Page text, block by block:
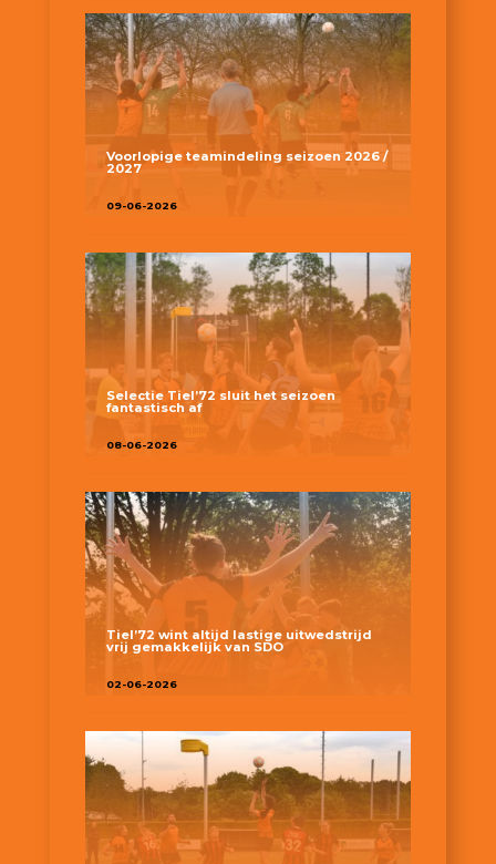
Voorlopige teamindeling seizoen 2026 /
2027
09-06-2026
Selectie Tiel’72 sluit het seizoen
fantastisch af
08-06-2026
Tiel’72 wint altijd lastige uitwedstrijd
vrij gemakkelijk van SDO
02-06-2026